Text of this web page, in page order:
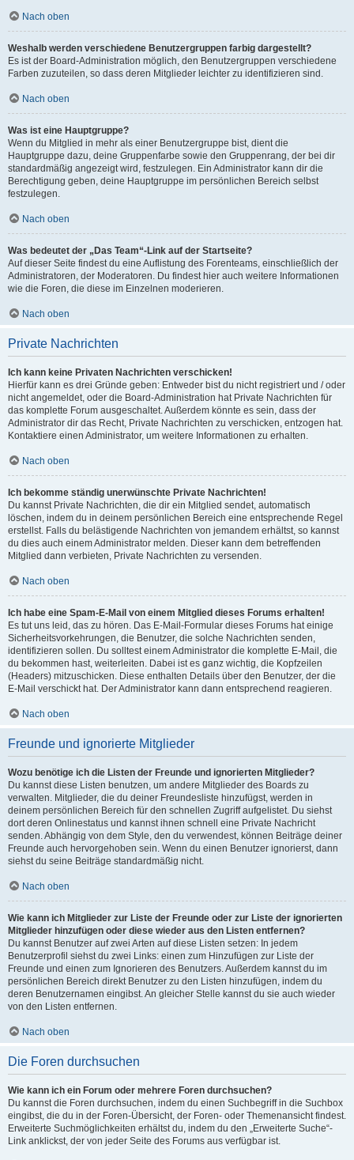
Nach oben
Weshalb werden verschiedene Benutzergruppen farbig dargestellt?
Es ist der Board-Administration möglich, den Benutzergruppen verschiedene
Farben zuzuteilen, so dass deren Mitglieder leichter zu identifizieren sind.
Nach oben
Was ist eine Hauptgruppe?
Wenn du Mitglied in mehr als einer Benutzergruppe bist, dient die
Hauptgruppe dazu, deine Gruppenfarbe sowie den Gruppenrang, der bei dir
standardmäßig angezeigt wird, festzulegen. Ein Administrator kann dir die
Berechtigung geben, deine Hauptgruppe im persönlichen Bereich selbst
festzulegen.
Nach oben
Was bedeutet der „Das Team“-Link auf der Startseite?
Auf dieser Seite findest du eine Auflistung des Forenteams, einschließlich der
Administratoren, der Moderatoren. Du findest hier auch weitere Informationen
wie die Foren, die diese im Einzelnen moderieren.
Nach oben
Private Nachrichten
Ich kann keine Privaten Nachrichten verschicken!
Hierfür kann es drei Gründe geben: Entweder bist du nicht registriert und / oder
nicht angemeldet, oder die Board-Administration hat Private Nachrichten für
das komplette Forum ausgeschaltet. Außerdem könnte es sein, dass der
Administrator dir das Recht, Private Nachrichten zu verschicken, entzogen hat.
Kontaktiere einen Administrator, um weitere Informationen zu erhalten.
Nach oben
Ich bekomme ständig unerwünschte Private Nachrichten!
Du kannst Private Nachrichten, die dir ein Mitglied sendet, automatisch
löschen, indem du in deinem persönlichen Bereich eine entsprechende Regel
erstellst. Falls du belästigende Nachrichten von jemandem erhältst, so kannst
du dies auch einem Administrator melden. Dieser kann dem betreffenden
Mitglied dann verbieten, Private Nachrichten zu versenden.
Nach oben
Ich habe eine Spam-E-Mail von einem Mitglied dieses Forums erhalten!
Es tut uns leid, das zu hören. Das E-Mail-Formular dieses Forums hat einige
Sicherheitsvorkehrungen, die Benutzer, die solche Nachrichten senden,
identifizieren sollen. Du solltest einem Administrator die komplette E-Mail, die
du bekommen hast, weiterleiten. Dabei ist es ganz wichtig, die Kopfzeilen
(Headers) mitzuschicken. Diese enthalten Details über den Benutzer, der die
E-Mail verschickt hat. Der Administrator kann dann entsprechend reagieren.
Nach oben
Freunde und ignorierte Mitglieder
Wozu benötige ich die Listen der Freunde und ignorierten Mitglieder?
Du kannst diese Listen benutzen, um andere Mitglieder des Boards zu
verwalten. Mitglieder, die du deiner Freundesliste hinzufügst, werden in
deinem persönlichen Bereich für den schnellen Zugriff aufgelistet. Du siehst
dort deren Onlinestatus und kannst ihnen schnell eine Private Nachricht
senden. Abhängig von dem Style, den du verwendest, können Beiträge deiner
Freunde auch hervorgehoben sein. Wenn du einen Benutzer ignorierst, dann
siehst du seine Beiträge standardmäßig nicht.
Nach oben
Wie kann ich Mitglieder zur Liste der Freunde oder zur Liste der ignorierten
Mitglieder hinzufügen oder diese wieder aus den Listen entfernen?
Du kannst Benutzer auf zwei Arten auf diese Listen setzen: In jedem
Benutzerprofil siehst du zwei Links: einen zum Hinzufügen zur Liste der
Freunde und einen zum Ignorieren des Benutzers. Außerdem kannst du im
persönlichen Bereich direkt Benutzer zu den Listen hinzufügen, indem du
deren Benutzernamen eingibst. An gleicher Stelle kannst du sie auch wieder
von den Listen entfernen.
Nach oben
Die Foren durchsuchen
Wie kann ich ein Forum oder mehrere Foren durchsuchen?
Du kannst die Foren durchsuchen, indem du einen Suchbegriff in die Suchbox
eingibst, die du in der Foren-Übersicht, der Foren- oder Themenansicht findest.
Erweiterte Suchmöglichkeiten erhältst du, indem du den „Erweiterte Suche“-
Link anklickst, der von jeder Seite des Forums aus verfügbar ist.